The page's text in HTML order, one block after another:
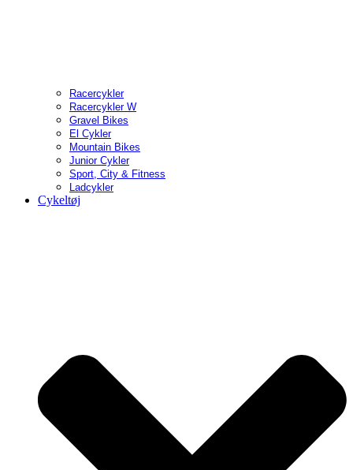
Racercykler
Racercykler W
Gravel Bikes
El Cykler
Mountain Bikes
Junior Cykler
Sport, City & Fitness
Ladcykler
Cykeltøj